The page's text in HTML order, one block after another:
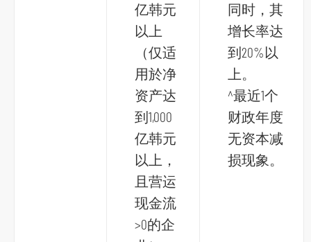
亿韩元
以上
（仅适
用於净
资产达
到1,000
亿韩元
以上，
且营运
现金流
>0的企
同时，其
增长率达
到20%以
上。
^最近1个
财政年度
无资本减
损现象。